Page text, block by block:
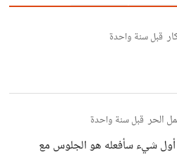
قبل سنة واحدة
الحر قبل سنة واحدة
شيء سأفعله هو الجلوس مع